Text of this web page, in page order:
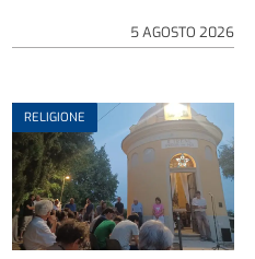
5 AGOSTO 2026
RELIGIONE